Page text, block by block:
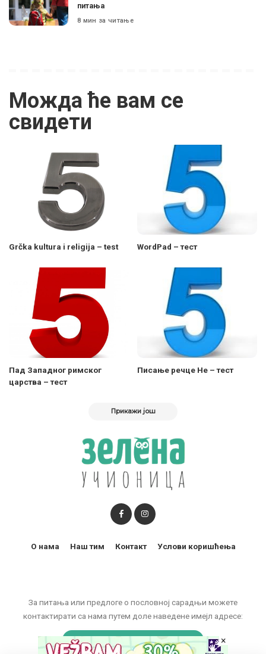
питања
8 мин за читање
Можда ће вам се
свидети
Grčka kultura i religija – test WordPad – тест
Пад Западног римског
царства – тест
Писање речце Не – тест
Прикажи још
За питања или предлоге о пословној сарадњи можете
контактирати са нама путем доле наведене имејл адресе:
marketing@zelenaucionica.com
О нама Наш тим Контакт Услови коришћења
×